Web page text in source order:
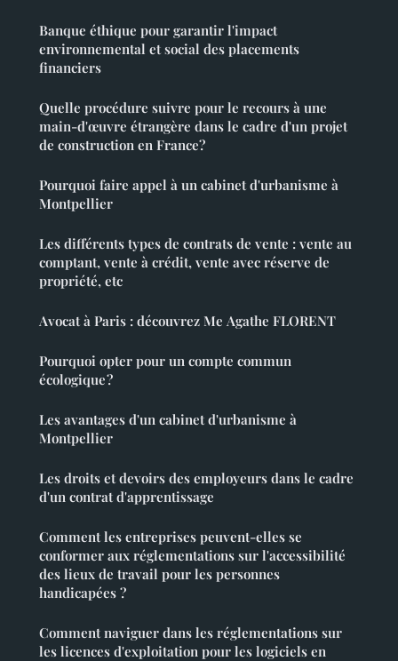
Banque éthique pour garantir l'impact
environnemental et social des placements
financiers
Quelle procédure suivre pour le recours à une
main-d'œuvre étrangère dans le cadre d'un projet
de construction en France?
Pourquoi faire appel à un cabinet d'urbanisme à
Montpellier
Les différents types de contrats de vente : vente au
comptant, vente à crédit, vente avec réserve de
propriété, etc
Avocat à Paris : découvrez Me Agathe FLORENT
Pourquoi opter pour un compte commun
écologique ?
Les avantages d'un cabinet d'urbanisme à
Montpellier
Les droits et devoirs des employeurs dans le cadre
d'un contrat d'apprentissage
Comment les entreprises peuvent-elles se
conformer aux réglementations sur l'accessibilité
des lieux de travail pour les personnes
handicapées ?
Comment naviguer dans les réglementations sur
les licences d'exploitation pour les logiciels en